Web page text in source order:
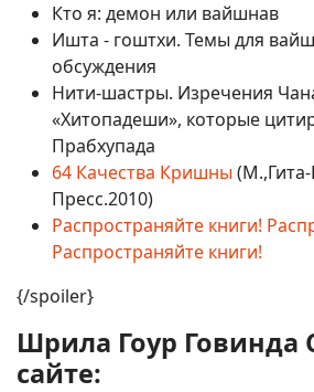
Кто я: демон или вайшнав
Ишта - гоштхи. Темы для
обсуждения
Нити-шастры. Изречения
«Хитопадеши», которые
Прабхупада
64 Качества Кришны
Пресс.2010)
Распространяйте книги!
Распространяйте книги!
{/spoiler}
Шрила Гоур Говинда
сайте: